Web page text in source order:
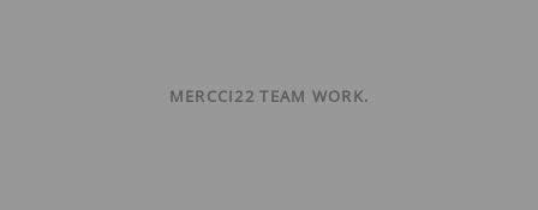
MERCCI22 TEAM WORK.